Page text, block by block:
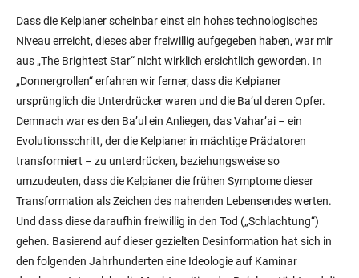
Dass die Kelpianer scheinbar einst ein hohes technologisches
Niveau erreicht, dieses aber freiwillig aufgegeben haben, war mir
aus „The Brightest Star“ nicht wirklich ersichtlich geworden. In
„Donnergrollen“ erfahren wir ferner, dass die Kelpianer
ursprünglich die Unterdrücker waren und die Ba’ul deren Opfer.
Demnach war es den Ba’ul ein Anliegen, das Vahar’ai – ein
Evolutionsschritt, der die Kelpianer in mächtige Prädatoren
transformiert – zu unterdrücken, beziehungsweise so
umzudeuten, dass die Kelpianer die frühen Symptome dieser
Transformation als Zeichen des nahenden Lebensendes werten.
Und dass diese daraufhin freiwillig in den Tod („Schlachtung“)
gehen. Basierend auf dieser gezielten Desinformation hat sich in
den folgenden Jahrhunderten eine Ideologie auf Kaminar